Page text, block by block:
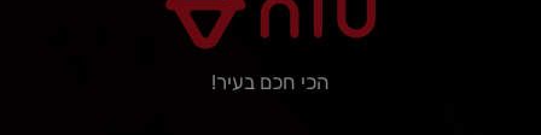
הכי חכם בעיר!